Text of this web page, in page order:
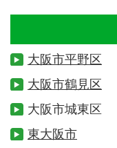
大阪市平野区
大阪市鶴見区
大阪市城東区
東大阪市